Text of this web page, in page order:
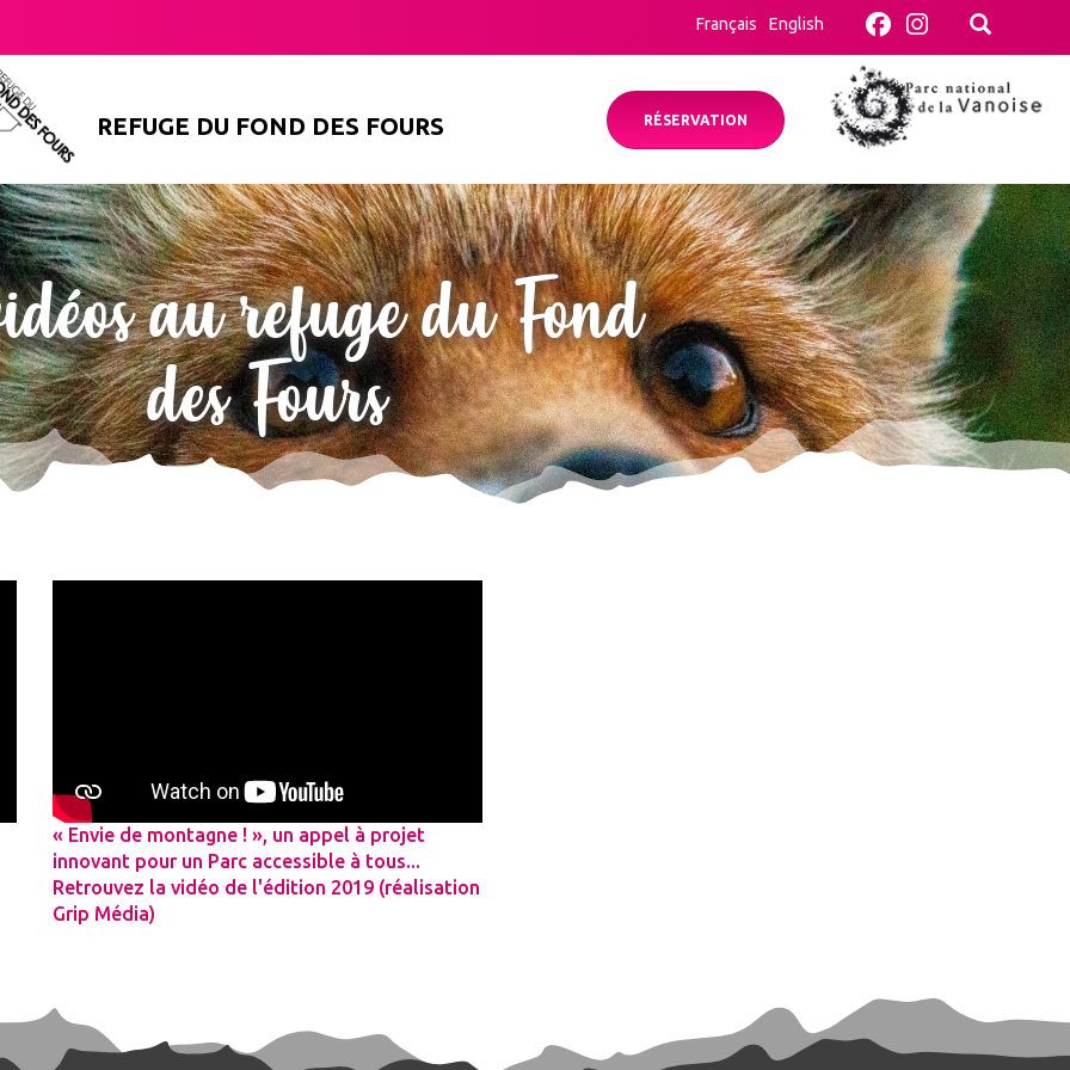
Français English
REFUGE DU FOND DES FOURS RÉSERVATION
au refuge du Fond
des Fours
« Envie de montagne ! », un appel à projet
innovant pour un Parc accessible à tous...
Retrouvez la vidéo de l'édition 2019 (réalisation
Grip Média)